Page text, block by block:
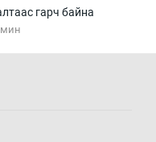
гарч байна
мин